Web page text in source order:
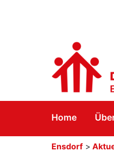
Home
Ensdorf >